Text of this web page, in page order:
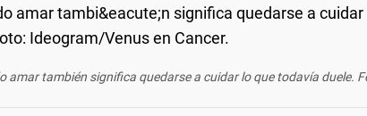
amar también significa quedarse a cuidar lo que todavía duele.